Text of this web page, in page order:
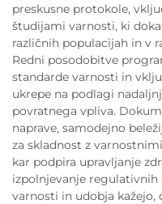
preskusne protokole,
študijami varnosti, ki
različnih populacijah in v
Redni posodobitve
standarde varnosti in
ukrepe na podlagi
povratnega vpliva.
naprave, samodejno
za skladnost z
kar podpira upravljanje
izpolnjevanje regulativnih
varnosti in udobja kažejo,